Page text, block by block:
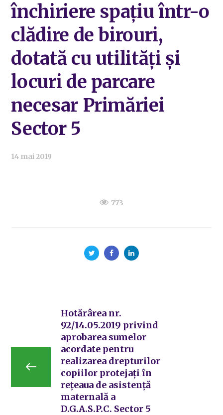
închiriere spațiu într-o
clădire de birouri,
dotată cu utilități și
locuri de parcare
necesar Primăriei
Sector 5
14 mai 2019
773
Hotărârea nr.
92/14.05.2019 privind
aprobarea sumelor
acordate pentru
realizarea drepturilor
copiilor protejați în
rețeaua de asistență
maternală a
D.G.A.S.P.C. Sector 5